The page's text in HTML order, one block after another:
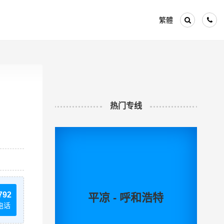
繁體
话
热门专线
平凉 - 呼和浩特